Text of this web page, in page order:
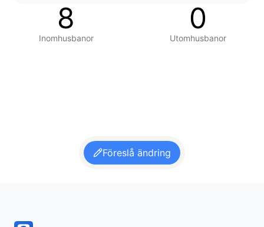
8
Inomhusbanor
0
Utomhusbanor
Föreslå ändring